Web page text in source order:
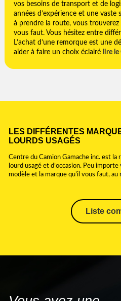
vos besoins de transport et de
années d’expérience et une
à prendre la route, vous trouverez
vous faut. Vous hésitez entre
L’achat d’une remorque est une
aider à faire un choix éclairé lire
LES DIFFÉRENTES
LOURDS USAGÉS
Centre du Camion Gamache inc. est
lourd usagé et d’occasion. Peu
modèle et la marque qu’il vous faut,
Liste